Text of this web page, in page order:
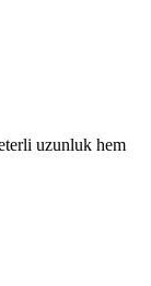
uzunluk hem